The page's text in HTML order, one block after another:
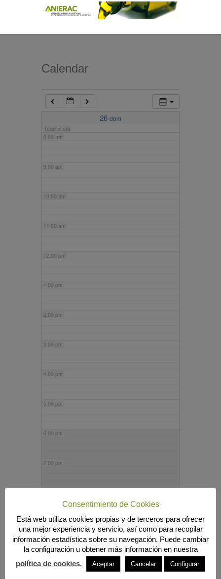
Calendar
26 dom
Todo el día
7:00 am
8:00 am
9:00 am
10:00 am
11:00 am
12:00 pm
1:00 pm
2:00 pm
3:00 pm
4:00 pm
5:00 pm
6:00 pm
7:00 pm
9:00 pm
10:00 pm
Consentimiento de Cookies
Está web utiliza cookies propias y de terceros para ofrecer
una mejor experiencia y servicio, así como para recopilar
información estadística sobre su navegación. Puede cambiar
la configuración u obtener más información en nuestra
política de cookies.
Aceptar Cancelar Configurar